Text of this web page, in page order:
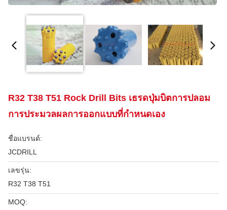
R32 T38 T51 Rock Drill Bits เธรดปุ่มบิตการปลอม
การประมวลผลการออกแบบที่กำหนดเอง
ชื่อแบรนด์:
JCDRILL
เลขรุ่น:
R32 T38 T51
MOQ: